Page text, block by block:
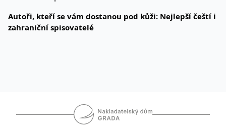
Autoři, kteří se vám dostanou pod kůži: Nejlepší čeští i
zahraniční spisovatelé